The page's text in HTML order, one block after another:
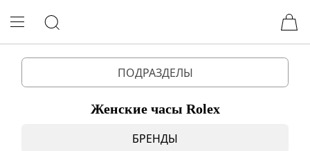
ПОДРАЗДЕЛЫ
Женские часы Rolex
БРЕНДЫ